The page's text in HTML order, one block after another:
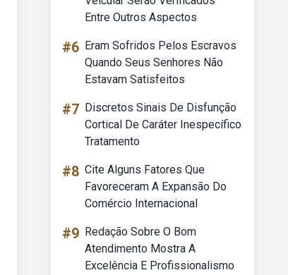
Entre Outros Aspectos
#6 Eram Sofridos Pelos Escravos
Quando Seus Senhores Não
Estavam Satisfeitos
#7 Discretos Sinais De Disfunção
Cortical De Caráter Inespecífico
Tratamento
#8 Cite Alguns Fatores Que
Favoreceram A Expansão Do
Comércio Internacional
#9 Redação Sobre O Bom
Atendimento Mostra A
Excelência E Profissionalismo